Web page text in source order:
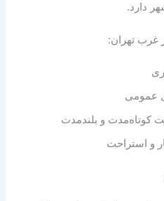
دارد.
غرب تهران:
عمومی
کوتاه‌مدت و بلندمدت
و استراحت